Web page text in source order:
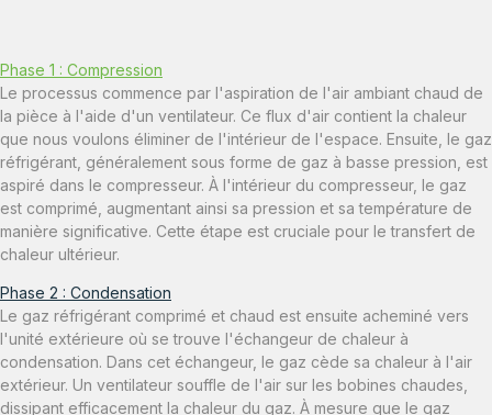
Phase 1 : Compression
Le processus commence par l'aspiration de l'air ambiant chaud de
la pièce à l'aide d'un ventilateur. Ce flux d'air contient la chaleur
que nous voulons éliminer de l'intérieur de l'espace. Ensuite, le gaz
réfrigérant, généralement sous forme de gaz à basse pression, est
aspiré dans le compresseur. À l'intérieur du compresseur, le gaz
est comprimé, augmentant ainsi sa pression et sa température de
manière significative. Cette étape est cruciale pour le transfert de
chaleur ultérieur.
Phase 2 : Condensation
Le gaz réfrigérant comprimé et chaud est ensuite acheminé vers
l'unité extérieure où se trouve l'échangeur de chaleur à
condensation. Dans cet échangeur, le gaz cède sa chaleur à l'air
extérieur. Un ventilateur souffle de l'air sur les bobines chaudes,
dissipant efficacement la chaleur du gaz. À mesure que le gaz